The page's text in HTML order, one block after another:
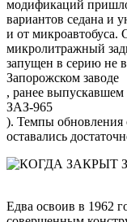
модификаций
вариантов седана и
и от
микролитражный
запущен в серию не
Запорожском заводе
, ранее выпускавшем
ЗАЗ-965
). Темпы обновления
оставались
Едва освоив в 1962